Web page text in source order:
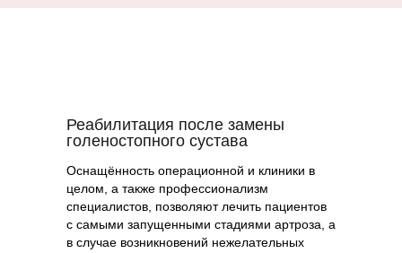
Реабилитация после замены
голеностопного сустава
Оснащённость операционной и клиники в
целом, а также профессионализм
специалистов, позволяют лечить пациентов
с самыми запущенными стадиями артроза, а
в случае возникновений нежелательных
✓ консультация врача ортопеда
высшей категории, КМН, ДМН
✓ составляем
план лечения
Записаться